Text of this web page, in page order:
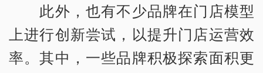
此外，也有不少品牌在门店模型
上进行创新尝试，以提升门店运营效
率。其中，一些品牌积极探索面积更